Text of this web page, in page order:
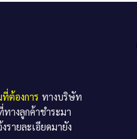
ต้องการ ทางบริษัท
างลูกค้าชำระมา
รายละเอียดมายัง